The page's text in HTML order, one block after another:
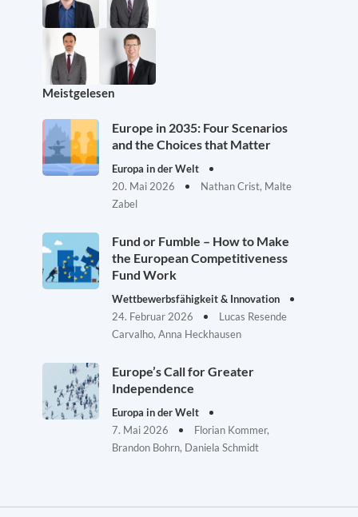
Meistgelesen
Europe in 2035: Four Scenarios
and the Choices that Matter
Europa in der Welt
20. Mai 2026
Nathan Crist, Malte
Zabel
Fund or Fumble – How to Make
the European Competitiveness
Fund Work
Wettbewerbsfähigkeit & Innovation
24. Februar 2026
Lucas Resende
Carvalho, Anna Heckhausen
Europe’s Call for Greater
Independence
Europa in der Welt
7. Mai 2026
Florian Kommer,
Brandon Bohrn, Daniela Schmidt